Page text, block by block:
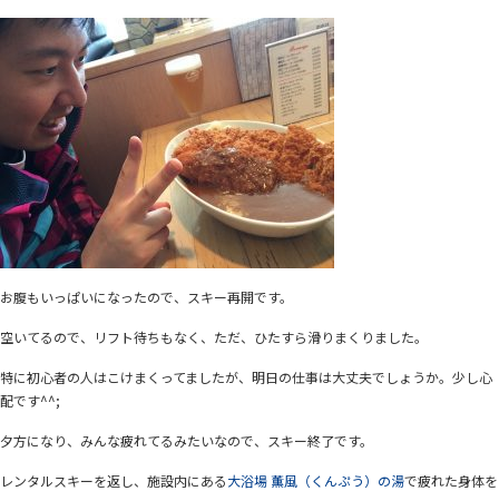
お腹もいっぱいになったので、スキー再開です。
空いてるので、リフト待ちもなく、ただ、ひたすら滑りまくりました。
特に初心者の人はこけまくってましたが、明日の仕事は大丈夫でしょうか。少し心
配です^^;
夕方になり、みんな疲れてるみたいなので、スキー終了です。
レンタルスキーを返し、施設内にある大浴場 薫風（くんぷう）の湯で疲れた身体を